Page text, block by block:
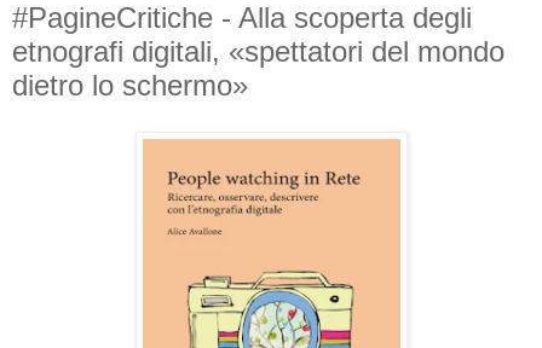
#PagineCritiche - Alla scoperta degli
etnografi digitali, «spettatori del mondo
dietro lo schermo»